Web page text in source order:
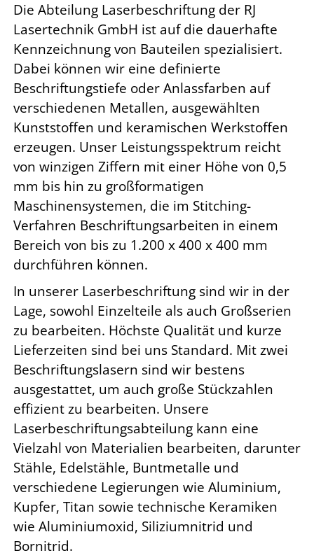
Die Abteilung Laserbeschriftung der RJ
Lasertechnik GmbH ist auf die dauerhafte
Kennzeichnung von Bauteilen spezialisiert.
Dabei können wir eine definierte
Beschriftungstiefe oder Anlassfarben auf
verschiedenen Metallen, ausgewählten
Kunststoffen und keramischen Werkstoffen
erzeugen. Unser Leistungsspektrum reicht
von winzigen Ziffern mit einer Höhe von 0,5
mm bis hin zu großformatigen
Maschinensystemen, die im Stitching-
Verfahren Beschriftungsarbeiten in einem
Bereich von bis zu 1.200 x 400 x 400 mm
durchführen können.
In unserer Laserbeschriftung sind wir in der
Lage, sowohl Einzelteile als auch Großserien
zu bearbeiten. Höchste Qualität und kurze
Lieferzeiten sind bei uns Standard. Mit zwei
Beschriftungslasern sind wir bestens
ausgestattet, um auch große Stückzahlen
effizient zu bearbeiten. Unsere
Laserbeschriftungsabteilung kann eine
Vielzahl von Materialien bearbeiten, darunter
Stähle, Edelstähle, Buntmetalle und
verschiedene Legierungen wie Aluminium,
Kupfer, Titan sowie technische Keramiken
wie Aluminiumoxid, Siliziumnitrid und
Bornitrid.